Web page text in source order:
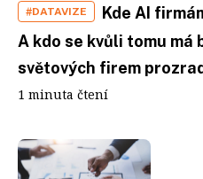
#DATAVIZE
Kde AI
A kdo se kvůli tomu má
světových firem
1 minuta čtení